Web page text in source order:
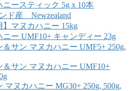
ニースティック 5g x 10本
ド産 Newzealand
】マヌカハニー 15kg
ニー UMF10+ キャンディー 23g
＆サン マヌカハニー UMF5+ 250g,
＆サン マヌカハニー UMF10+
マヌカハニー MG30+ 250g, 500g,